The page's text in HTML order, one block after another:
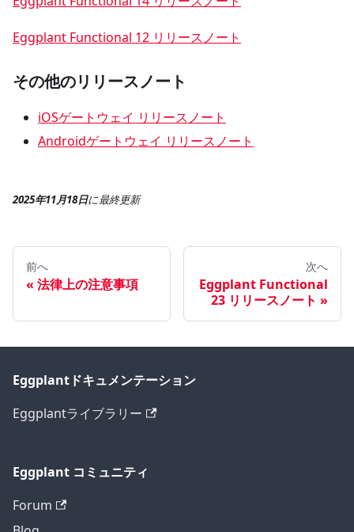
Eggplant Functional 12 リリースノート
その他のリリースノート
iOSゲートウェイ リリースノート
Androidゲートウェイ リリースノート
2025年11月18日に最終更新
前へ
法律上の注意事項
次へ
Eggplant Functional
23 リリースノート
Eggplantドキュメンテーション
Eggplantライブラリー
Eggplant コミュニティ
Forum